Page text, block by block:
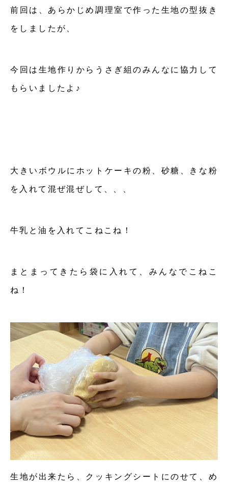
前回は、あらかじめ調理室で作った生地の型抜き
をしましたが、
今回は生地作りからうさぎ組のみんなに協力して
もらいましたよ♪
大きいボウルにホットケーキの粉、砂糖、きな粉
を入れて混ぜ混ぜして、、、
牛乳と油を入れてこねこね！
まとまってきたら袋に入れて、みんなでこねこ
ね！
生地が出来たら、クッキングシートにのせて、め